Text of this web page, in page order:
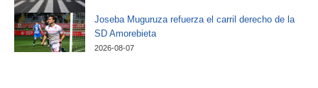
Joseba Muguruza refuerza el carril derecho de la
SD Amorebieta
2026-08-07